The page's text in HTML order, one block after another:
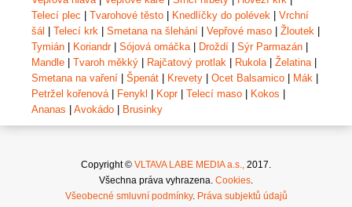
Telecí plec
Tvarohové těsto Knedlíčky do polévek
Vrchní
šál
Telecí krk Smetana na šlehání Vepřové maso Žloutek
Tymián
Koriandr| Sójová omáčka| Droždí Sýr Parmazán
Mandle
Tvaroh měkký Rajčatový protlak Rukola| Želatina|
Smetana na vaření
Špenát Krevety Ocet Balsamico Mák
Petržel kořenová| Fenykl Kopr| Telecí maso Kokos
Ananas
Avokádo Brusinky
Copyright © VLTAVA LABE MEDIA a.s., 2017.
Všechna práva vyhrazena. Cookies.
Všeobecné smluvní podmínky. Práva subjektů údajů